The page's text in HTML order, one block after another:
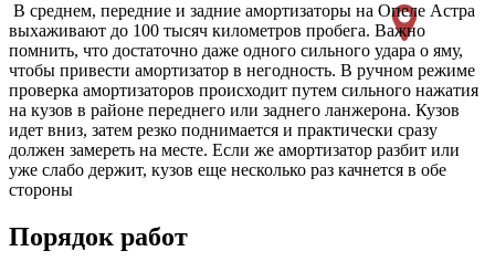
В среднем, передние и задние амортизаторы на Опеле Астра
выхаживают до 100 тысяч километров пробега. Важно
помнить, что достаточно даже одного сильного удара о яму,
чтобы привести амортизатор в негодность. В ручном режиме
проверка амортизаторов происходит путем сильного нажатия
на кузов в районе переднего или заднего ланжерона. Кузов
идет вниз, затем резко поднимается и практически сразу
должен замереть на месте. Если же амортизатор разбит или
уже слабо держит, кузов еще несколько раз качнется в обе
стороны
Порядок работ